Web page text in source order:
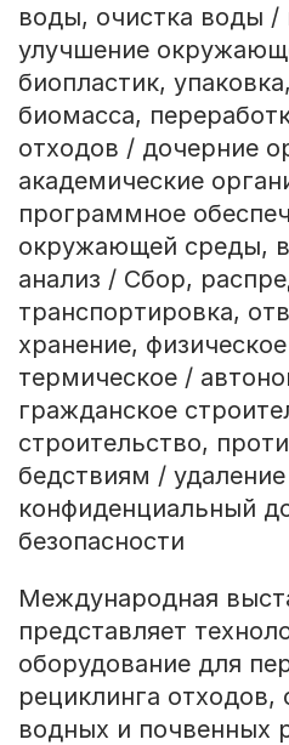
воды, очистка воды
улучшение
биопластик,
биомасса,
отходов / дочерние
академические
программное
окружающей среды,
анализ / Сбор,
транспортировка,
хранение,
термическое /
гражданское
строительство,
бедствиям /
конфиденциальный
безопасности
Международная
представляет
оборудование для
рециклинга отходов,
водных и почвенных